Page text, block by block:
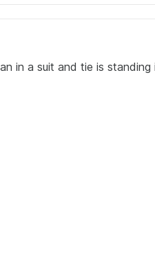
in a suit and tie is